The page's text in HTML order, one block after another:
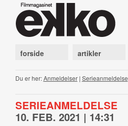
forside artikler
Du er her:Anmeldelser| Serieanmeldelse
SERIEANMELDELSE
10. FEB. 2021 | 14:31